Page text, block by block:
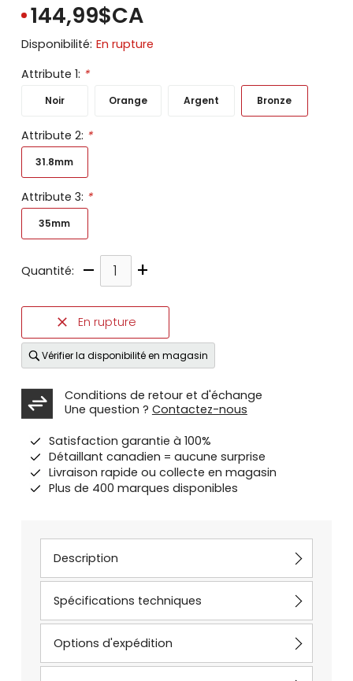
144,99$CA
Disponibilité: En rupture
Attribute 1: *
Noir Orange Argent Bronze
Attribute 2: *
31.8mm
Attribute 3: *
35mm
Quantité: – +
En rupture
Vérifier la disponibilité en magasin
Conditions de retour et d'échange
Une question ? Contactez-nous
Satisfaction garantie à 100%
Détaillant canadien = aucune surprise
Livraison rapide ou collecte en magasin
Plus de 400 marques disponibles
Description
Spécifications techniques
Options d'expédition